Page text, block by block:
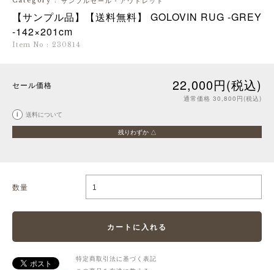
【サンプル品】【送料無料】 GOLOVIN RUG -GREY
-142×201cm
Item No : 230814
セール価格 22,000円(税込)
通常価格 30,800円(税込)
i
送料について
残りわずか △
数量
特定商取引法に基づく表記